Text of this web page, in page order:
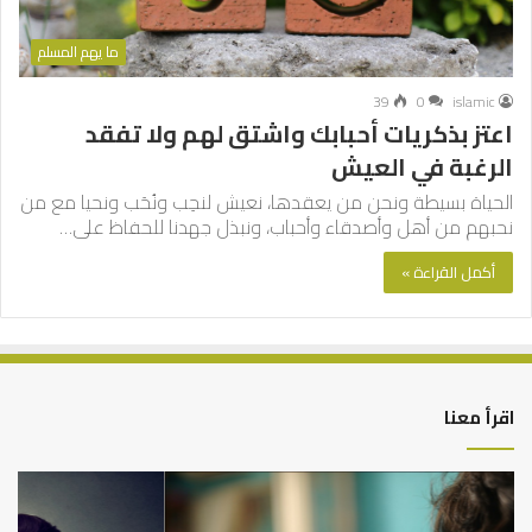
ما يهم المسلم
islamic
0
39
اعتز بذكريات أحبابك واشتق لهم ولا تفقد
الرغبة في العيش
الحياة بسيطة ونحن من يعقدها، نعيش لنحِب ونُحَب ونحيا مع من
نحبهم من أهل وأصدقاء وأحباب، ونبذل جهدنا للحفاظ على…
أكمل القراءة »
اقرأ معنا
من
أدبيات